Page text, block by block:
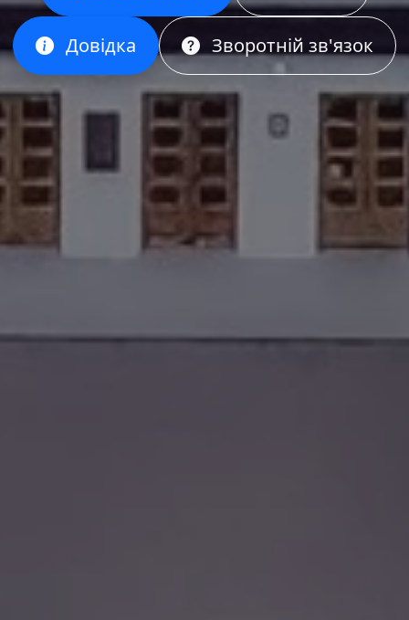
Довідка Зворотній зв'язок